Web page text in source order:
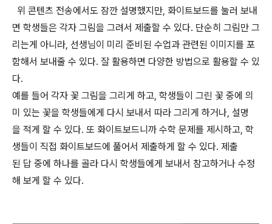
위 콘텐츠 전송에서도 잠깐 설명했지만, 화이트보드를 눌러 보내
면 학생들은 각자 그림을 그려서 제출할 수 있다. 단순히 그림만 그
리는게 아니라, 선생님이 미리 준비된 수업과 관련된 이미지를 포
함해서 보내줄 수 있다. 잘 활용하면 다양한 방법으로 활용할 수 있
다.
예를 들어 각자 꽃 그림을 그리게 하고, 학생들이 그린 꽃 중에 의
미 있는 꽃을 학생들에게 다시 보내서 따라 그리게 하거나, 설명
을 적게 할 수 있다. 또 화이트보드니까 수학 문제를 제시하고, 학
생들이 직접 화이트보드에 풀어서 제출하게 할 수 있다. 제출
된 답 중에 하나를 골라 다시 학생들에게 보내서 참고하거나 수정
해 보게 할 수 있다.